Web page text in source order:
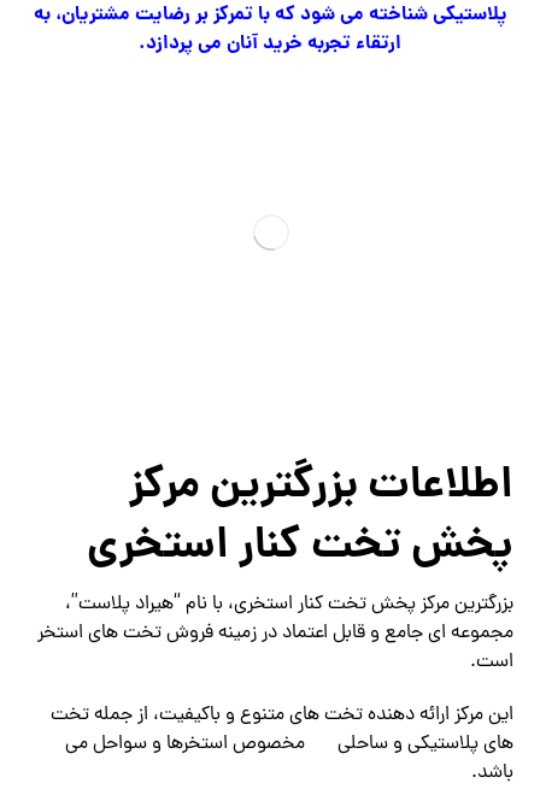
پلاستیکی شناخته می شود که با تمرکز بر رضایت مشتریان، به
ارتقاء تجربه خرید آنان می پردازد.
اطلاعات بزرگترین مرکز
پخش تخت کنار استخری
بزرگترین مرکز پخش تخت کنار استخری، با نام “هیراد پلاست”،
مجموعه ای جامع و قابل اعتماد در زمینه فروش تخت های استخر
است.
این مرکز ارائه دهنده تخت های متنوع و باکیفیت، از جمله تخت
های پلاستیکی و ساحلی
مخصوص استخرها و سواحل می
باشد.